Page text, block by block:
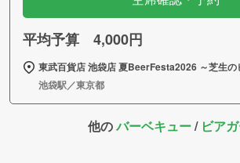
平均予算 4,000円
東武百貨店 池袋店 夏BeerFesta2026 ～芝生の
池袋駅／東京都
他のバーベキュー/ ビア